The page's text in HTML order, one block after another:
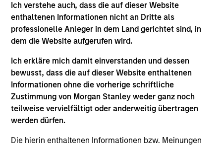
Ich verstehe auch, dass die auf dieser Website
enthaltenen Informationen nicht an Dritte als
professionelle Anleger in dem Land gerichtet sind, in
dem die Website aufgerufen wird.
Ich erkläre mich damit einverstanden und dessen
bewusst, dass die auf dieser Website enthaltenen
Informationen ohne die vorherige schriftliche
Zustimmung von Morgan Stanley weder ganz noch
teilweise vervielfältigt oder anderweitig übertragen
werden dürfen.
Die hierin enthaltenen Informationen bzw. Meinungen
Differentiators
1